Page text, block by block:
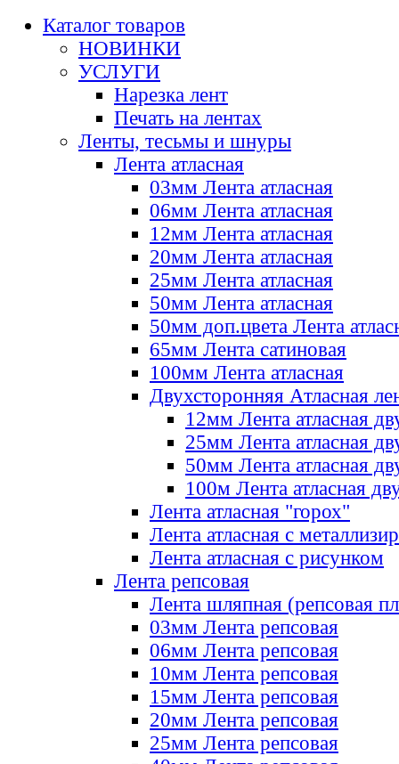
Каталог товаров
НОВИНКИ
УСЛУГИ
Нарезка лент
Печать на лентах
Ленты, тесьмы и шнуры
Лента атласная
03мм Лента атласная
06мм Лента атласная
12мм Лента атласная
20мм Лента атласная
25мм Лента атласная
50мм Лента атласная
50мм доп.цвета Лента
65мм Лента сатиновая
100мм Лента атласная
Двухсторонняя Атласная
12мм Лента атласная
25мм Лента атласная
50мм Лента атласная
100м Лента атласная
Лента атласная "горох"
Лента атласная с
Лента атласная с рисунком
Лента репсовая
Лента шляпная (репсовая
03мм Лента репсовая
06мм Лента репсовая
10мм Лента репсовая
15мм Лента репсовая
20мм Лента репсовая
25мм Лента репсовая